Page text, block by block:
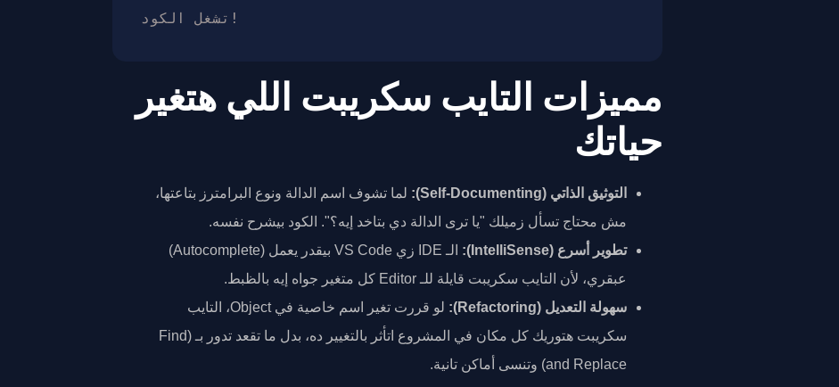
مميزات التايب سكريبت اللي هتغير
حياتك
التوثيق الذاتي (Self-Documenting):
لما تشوف اسم الدالة ونوع البرامترز بتاعتها،
مش محتاج تسأل زميلك "يا ترى الدالة دي بتاخد إيه؟". الكود بيشرح نفسه.
تطوير أسرع (IntelliSense):
الـ IDE زي VS Code بيقدر يعمل (Autocomplete)
عبقري، لأن التايب سكريبت قايلة للـ Editor كل متغير جواه إيه بالظبط.
سهولة التعديل (Refactoring):
لو قررت تغير اسم خاصية في Object، التايب
سكريبت هتوريك كل مكان في المشروع اتأثر بالتغيير ده، بدل ما تقعد تدور بـ (Find
and Replace) وتنسى أماكن تانية.